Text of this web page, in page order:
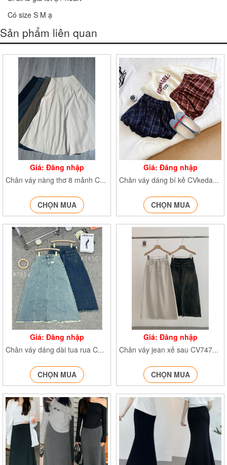
Có size S M ạ
Sản phẩm liên quan
Giá: Đăng nhập
Chân váy nàng thơ 8 mảnh Cv6907
CHỌN MUA
Giá: Đăng nhập
Chân váy dáng bí kẻ CVkedangbi811
CHỌN MUA
Giá: Đăng nhập
Chân váy dáng dài tua rua CVtuarua7850 CVtuarua7854
CHỌN MUA
Giá: Đăng nhập
Chân váy jean xẻ sau CV7472 CV7475
CHỌN MUA